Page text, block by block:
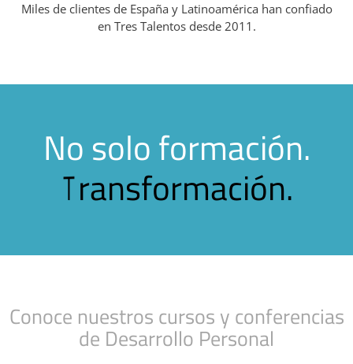
Miles de clientes de España y Latinoamérica han confiado
en Tres Talentos desde 2011.
No solo formación.
Transformación.
Conoce nuestros cursos y conferencias
de Desarrollo Personal